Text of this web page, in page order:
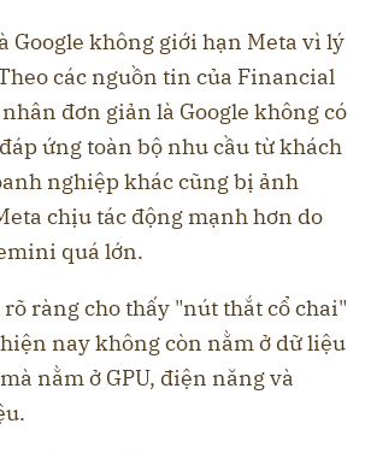
Google không giới hạn Meta vì lý
các nguồn tin của Financial
đơn giản là Google không có
ứng toàn bộ nhu cầu từ khách
nghiệp khác cũng bị ảnh
chịu tác động mạnh hơn do
quá lớn.
ràng cho thấy "nút thắt cổ chai"
nay không còn nằm ở dữ liệu
nằm ở GPU, điện năng và